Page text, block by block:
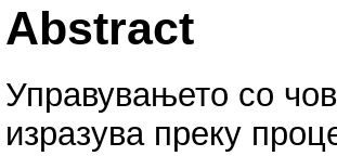
Abstract
Управувањето со
изразува преку